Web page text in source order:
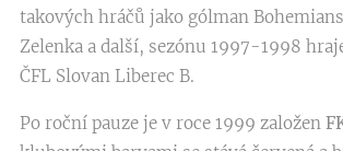
takových hráčů jako gólman
Zelenka a další, sezónu 1997-1998
ČFL Slovan Liberec B.
Po roční pauze je v roce 1999 založen